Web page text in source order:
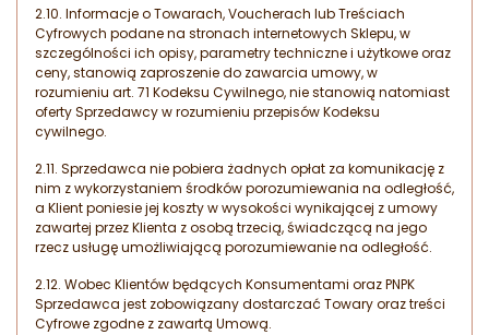
2.10. Informacje o Towarach, Voucherach lub Treściach
Cyfrowych podane na stronach internetowych Sklepu, w
szczególności ich opisy, parametry techniczne i użytkowe oraz
ceny, stanowią zaproszenie do zawarcia umowy, w
rozumieniu art. 71 Kodeksu Cywilnego, nie stanowią natomiast
oferty Sprzedawcy w rozumieniu przepisów Kodeksu
cywilnego.
2.11. Sprzedawca nie pobiera żadnych opłat za komunikację z
nim z wykorzystaniem środków porozumiewania na odległość,
a Klient poniesie jej koszty w wysokości wynikającej z umowy
zawartej przez Klienta z osobą trzecią, świadczącą na jego
rzecz usługę umożliwiającą porozumiewanie na odległość.
2.12. Wobec Klientów będących Konsumentami oraz PNPK
Sprzedawca jest zobowiązany dostarczać Towary oraz treści
Cyfrowe zgodne z zawartą Umową.